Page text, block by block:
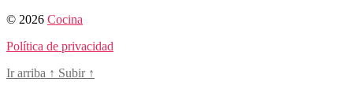
© 2026 Cocina
Política de privacidad
Ir arriba ↑ Subir ↑